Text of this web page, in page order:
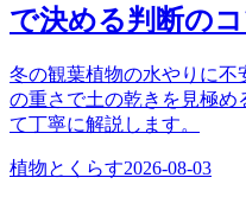
で決める判断の
冬の観葉植物の水やりに
の重さで土の乾きを見極
て丁寧に解説します。
植物とくらす2026-08-03